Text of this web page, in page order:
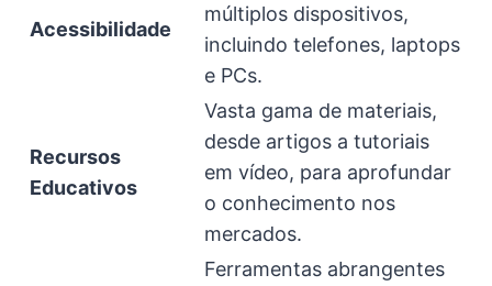
Acessibilidade
múltiplos dispositivos,
incluindo telefones, laptops
e PCs.
Recursos
Educativos
Vasta gama de materiais,
desde artigos a tutoriais
em vídeo, para aprofundar
o conhecimento nos
mercados.
Ferramentas abrangentes